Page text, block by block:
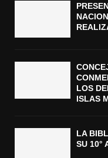
LOS
ISLAS
LA
SU 10°